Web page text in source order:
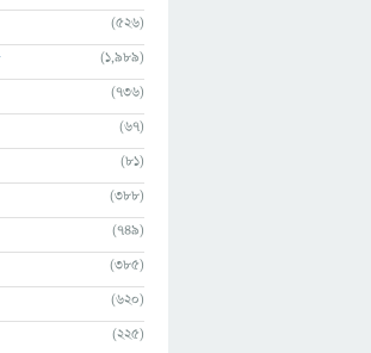
(526)
(1,989)
(736)
(67)
(81)
(388)
(749)
(385)
(620)
(225)